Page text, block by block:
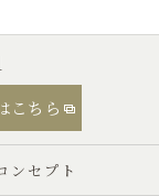
こちら
ンセプト